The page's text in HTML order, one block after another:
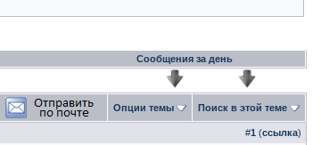
Сообщения за день
Опции темы Поиск в этой теме
#1 (ссылка)